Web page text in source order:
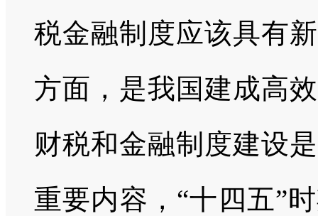
税金融制度应该具有
方面，是我国建成高
财税和金融制度建设
重要内容，“十四五”